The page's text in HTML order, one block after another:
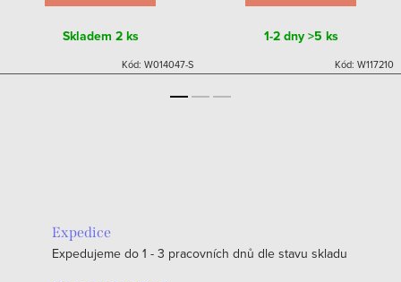
Skladem 2 ks
Kód: W014047-S
1-2 dny>5 ks
Kód: W117210
Expedice
Expedujeme do 1 - 3 pracovních dnů dle stavu skladu